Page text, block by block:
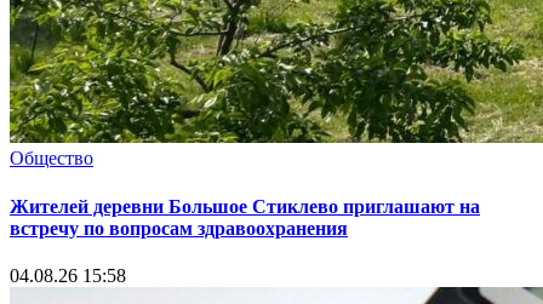
Общество
Жителей деревни Большое Стиклево приглашают на
встречу по вопросам здравоохранения
04.08.26 15:58